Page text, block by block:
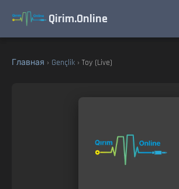
Qirim.Online
Главная › Gençlik › Toy (Live)